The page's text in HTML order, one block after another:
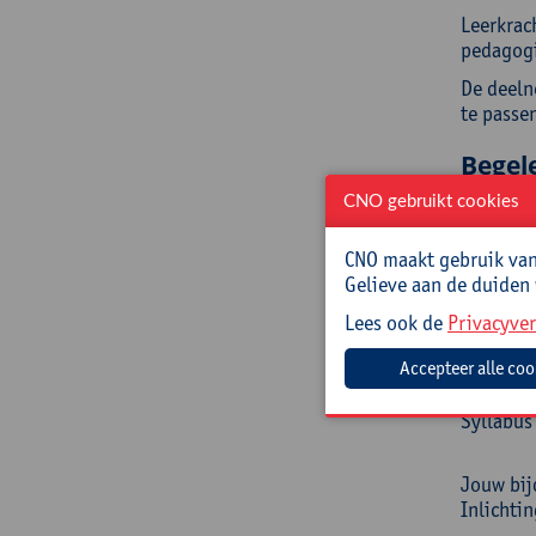
De
te
UGent,
denken,
Jouw
CNO gebruikt cookies
CNO maakt gebruik
Gelieve aan de
Lees ook de